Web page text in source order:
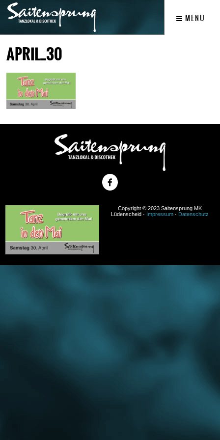
MENU
APRIL_30
Copyright © 2023 Saitensprung MK
Lüdenscheid · Impressum · Datenschutz